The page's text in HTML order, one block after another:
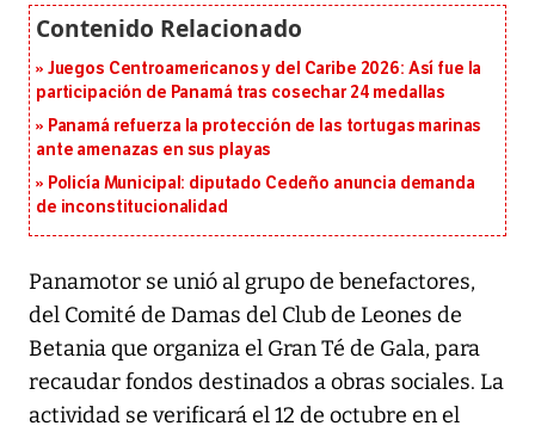
Juegos Centroamericanos y del Caribe 2026: Así fue la
participación de Panamá tras cosechar 24 medallas
Panamá refuerza la protección de las tortugas marinas
ante amenazas en sus playas
Policía Municipal: diputado Cedeño anuncia demanda
de inconstitucionalidad
Panamotor se unió al grupo de benefactores,
del Comité de Damas del Club de Leones de
Betania que organiza el Gran Té de Gala, para
recaudar fondos destinados a obras sociales. La
actividad se verificará el 12 de octubre en el